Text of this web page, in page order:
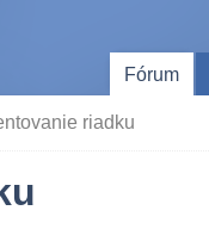
Fórum
riadku